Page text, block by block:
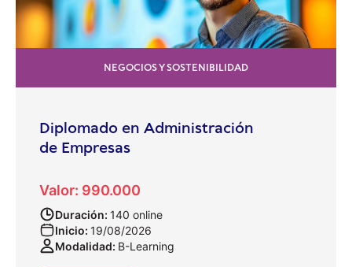
NEGOCIOS Y SOSTENIBILIDAD
Diplomado en Administración
de Empresas
Valor: 990.000
Duración: 140 online
Inicio: 19/08/2026
Modalidad: B-Learning